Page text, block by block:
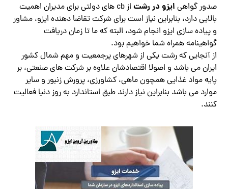
صدور گواهی ایزو در رشت
از cb های دولتی برای مدیران اهمیت
بالایی دارد، بنابراین نیاز است برای شرکت تقاضا دهنده ایزو، مشاور
و پیاده سازی ایزو انجام شود، البته که ما تا زمان دریافت
گواهینامه همراه شما خواهیم بود.
از آنجایی که رشت یکی از شهرهای پرجمعیت و مهم شمال کشور
ایران می باشد و اصولا اقتصادشان علاوه بر شرکت های صنعتی، بر
پایه مواد غذایی همچون ماهی، کشاورزی، پرورش زنبور و سایر
موارد می باشد بنابراین نیاز دارند طبق استاندارد به روز دنیا فعالیت
کنند.